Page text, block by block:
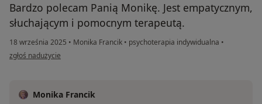
Bardzo polecam Panią Monikę. Jest empatycznym,
słuchającym i pomocnym terapeutą.
18 września 2025 • Monika Francik • psychoterapia indywidualna •
w opinii użytkownika Wiktoria J
zgłoś nadużycie
Monika Francik